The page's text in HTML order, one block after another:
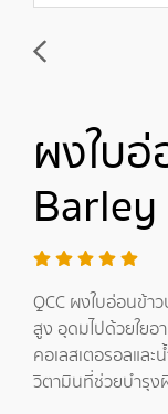
ผงใบอ่
Barley
QCC ผงใบอ่อนข้า
สูง อุดมไปด้วยใยอ
คอเลสเตอรอลและ
วิตามินที่ช่วยบำรุง